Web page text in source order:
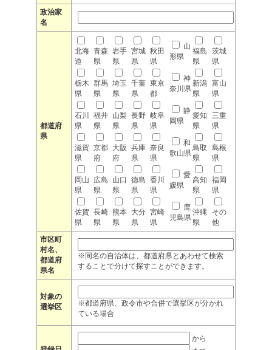
政治家
名
都道府
県
北海
道
青森
県
岩手
県
宮城
県
秋田
県
山
形県
福島
県
茨城
県
栃木
県
群馬
県
埼玉
県
千葉
県
東京
都
神
奈川県
新潟
県
富山
県
石川
県
福井
県
山梨
県
長野
県
岐阜
県
静
岡県
愛知
県
三重
県
滋賀
県
京都
府
大阪
府
兵庫
県
奈良
県
和
歌山県
鳥取
県
島根
県
岡山
県
広島
県
山口
県
徳島
県
香川
県
愛
媛県
高知
県
福岡
県
佐賀
県
長崎
県
熊本
県
大分
県
宮崎
県
鹿
児島県
沖縄
県
その
他
市区町
村名、
都道府
県名
※同名の自治体は、都道府県とあわせて検索
することで分けて探すことができます。
対象の
選挙区
※都道府県、政令市や合併で選挙区が分かれ
ている場合
から